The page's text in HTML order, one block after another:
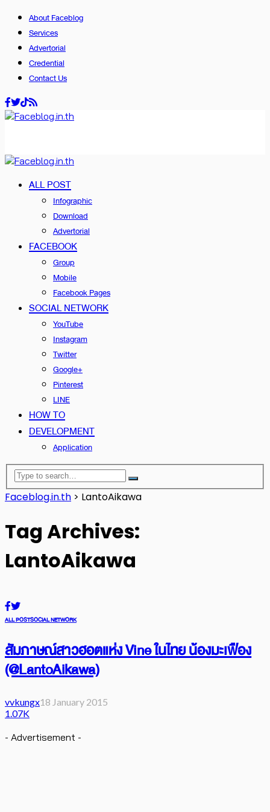
About Faceblog
Services
Advertorial
Credential
Contact Us
ALL POST
Infographic
Download
Advertorial
FACEBOOK
Group
Mobile
Facebook Pages
SOCIAL NETWORK
YouTube
Instagram
Twitter
Google+
Pinterest
LINE
HOW TO
DEVELOPMENT
Application
Faceblog.in.th > LantoAikawa
Tag Archives:
LantoAikawa
ALL POSTSOCIAL NETWORK
สัมภาษณ์สาวฮอตแห่ง Vine ในไทย น้องมะเฟือง
(@LantoAikawa)
vvkungx18 January 2015
1.07K
- Advertisement -